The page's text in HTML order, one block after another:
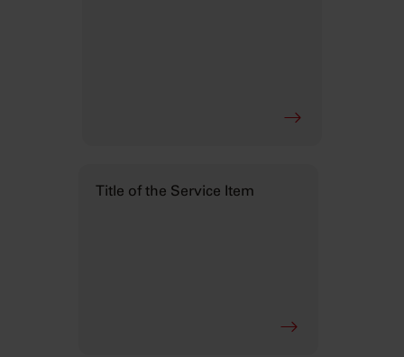
Title of the Service Item